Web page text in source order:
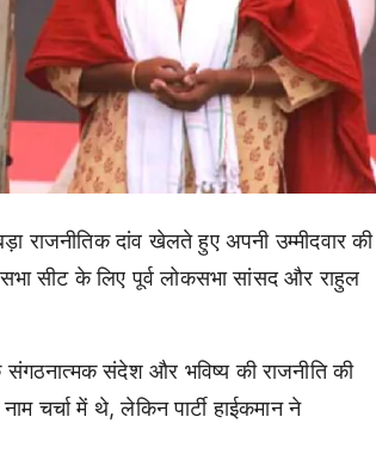
राजनीतिक दांव खेलते हुए अपनी उम्मीदवार की
सीट के लिए पूर्व लोकसभा सांसद और राहुल
संदेश और भविष्य की राजनीति की
चर्चा में थे, लेकिन पार्टी हाईकमान ने